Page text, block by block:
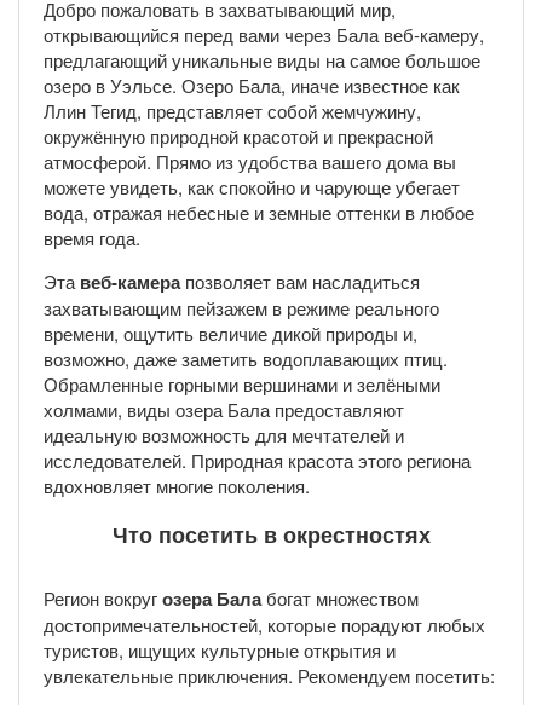
Добро пожаловать в захватывающий мир,
открывающийся перед вами через Бала веб-камеру,
предлагающий уникальные виды на самое большое
озеро в Уэльсе. Озеро Бала, иначе известное как
Ллин Тегид, представляет собой жемчужину,
окружённую природной красотой и прекрасной
атмосферой. Прямо из удобства вашего дома вы
можете увидеть, как спокойно и чарующе убегает
вода, отражая небесные и земные оттенки в любое
время года.
Эта веб-камерапозволяет вам насладиться
захватывающим пейзажем в режиме реального
времени, ощутить величие дикой природы и,
возможно, даже заметить водоплавающих птиц.
Обрамленные горными вершинами и зелёными
холмами, виды озера Бала предоставляют
идеальную возможность для мечтателей и
исследователей. Природная красота этого региона
вдохновляет многие поколения.
Что посетить в окрестностях
Регион вокругозера Балабогат множеством
достопримечательностей, которые порадуют любых
туристов, ищущих культурные открытия и
увлекательные приключения. Рекомендуем посетить: